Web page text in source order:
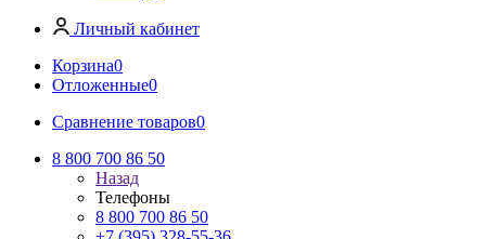
Личный кабинет
Корзина0
Отложенные0
Сравнение товаров0
8 800 700 86 50
Назад
Телефоны
8 800 700 86 50